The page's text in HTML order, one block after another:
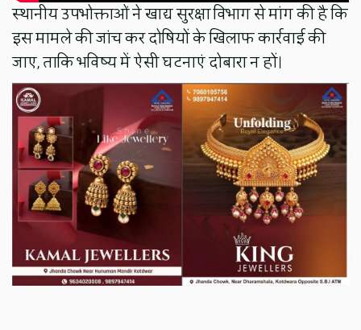
स्थानीय उपभोक्ताओं ने खाद्य सुरक्षा विभाग से मांग की है कि
इस मामले की जांच कर दोषियों के खिलाफ कार्रवाई की
जाए, ताकि भविष्य में ऐसी घटनाएं दोबारा न हों।